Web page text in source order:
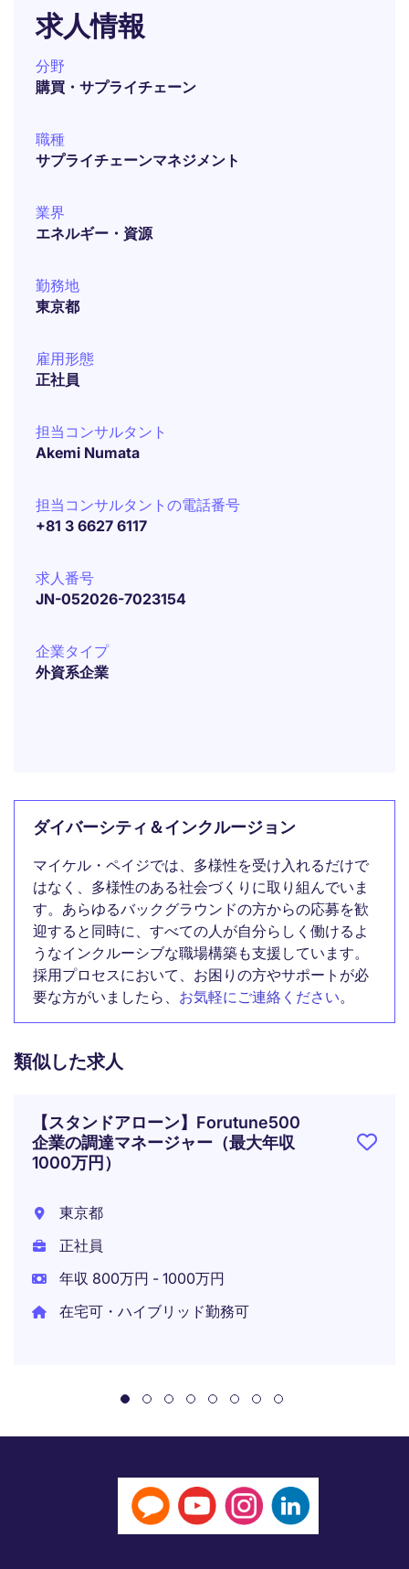
求人情報
分野
購買・サプライチェーン
職種
サプライチェーンマネジメント
業界
エネルギー・資源
勤務地
東京都
雇用形態
正社員
担当コンサルタント
Akemi Numata
担当コンサルタントの電話番号
+81 3 6627 6117
求人番号
JN-052026-7023154
企業タイプ
外資系企業
ダイバーシティ＆インクルージョン
マイケル・ペイジでは、多様性を受け入れるだけで
はなく、多様性のある社会づくりに取り組んでいま
す。あらゆるバックグラウンドの方からの応募を歓
迎すると同時に、すべての人が自分らしく働けるよ
うなインクルーシブな職場構築も支援しています。
採用プロセスにおいて、お困りの方やサポートが必
要な方がいましたら、 お気軽にご連絡ください。
類似した求人
【スタンドアローン】Forutune500
企業の調達マネージャー（最大年収
1000万円）
東京都
正社員
年収 800万円 - 1000万円
在宅可・ハイブリッド勤務可